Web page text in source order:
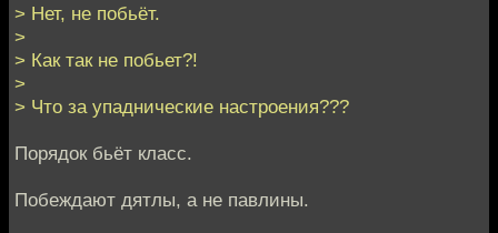
> Нет, не побьёт.
>
> Как так не побьет?!
>
> Что за упаднические настроения???
Порядок бьёт класс.
Побеждают дятлы, а не павлины.